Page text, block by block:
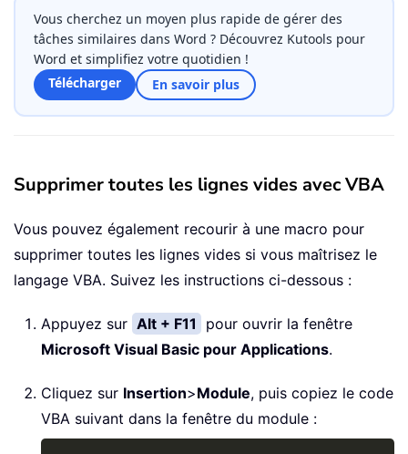
Vous cherchez un moyen plus rapide de gérer des
tâches similaires dans Word ? Découvrez Kutools pour
Word et simplifiez votre quotidien !
Télécharger
En savoir plus
Supprimer toutes les lignes vides avec VBA
Vous pouvez également recourir à une macro pour
supprimer toutes les lignes vides si vous maîtrisez le
langage VBA. Suivez les instructions ci-dessous :
Appuyez sur Alt + F11
pour ouvrir la fenêtre
Microsoft Visual Basic pour Applications.
Cliquez sur Insertion>Module, puis copiez le code
VBA suivant dans la fenêtre du module :